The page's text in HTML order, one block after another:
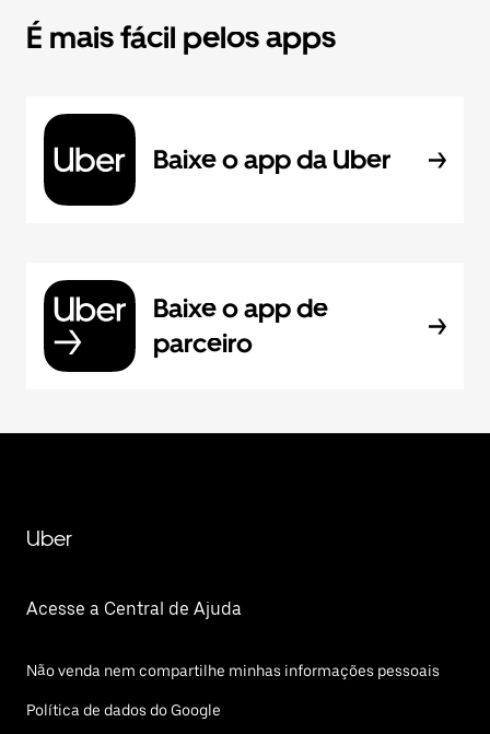
É mais fácil pelos apps
Baixe o app da Uber
Baixe o app de
parceiro
Uber
Acesse a Central de Ajuda
Não venda nem compartilhe minhas informações pessoais
Política de dados do Google